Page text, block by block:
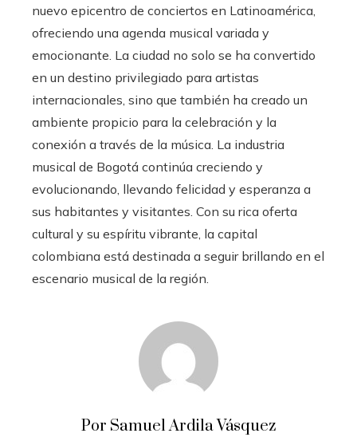
nuevo epicentro de conciertos en Latinoamérica,
ofreciendo una agenda musical variada y
emocionante. La ciudad no solo se ha convertido
en un destino privilegiado para artistas
internacionales, sino que también ha creado un
ambiente propicio para la celebración y la
conexión a través de la música. La industria
musical de Bogotá continúa creciendo y
evolucionando, llevando felicidad y esperanza a
sus habitantes y visitantes. Con su rica oferta
cultural y su espíritu vibrante, la capital
colombiana está destinada a seguir brillando en el
escenario musical de la región.
Por Samuel Ardila Vásquez